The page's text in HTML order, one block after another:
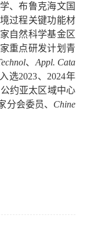
、布鲁克海文国
过程关键功能材
自然科学基金区
重点研发计划青
、 Appl. Cata
选2023、 2024年
约亚太区域中心
分会委员、 Chine